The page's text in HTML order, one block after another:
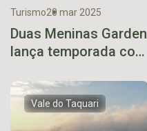
Turismo20 mar 2025
Duas Meninas Garden
lança temporada com
Vale do Taquari